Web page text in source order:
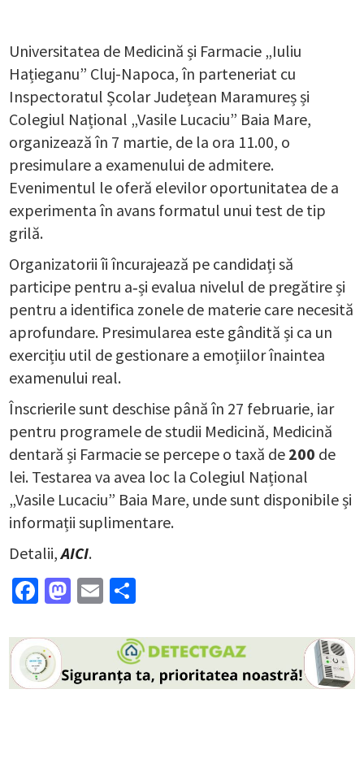
Universitatea de Medicină și Farmacie „Iuliu
Hațieganu” Cluj-Napoca, în parteneriat cu
Inspectoratul Școlar Județean Maramureș și
Colegiul Național „Vasile Lucaciu” Baia Mare,
organizează în 7 martie, de la ora 11.00, o
presimulare a examenului de admitere.
Evenimentul le oferă elevilor oportunitatea de a
experimenta în avans formatul unui test de tip
grilă.
Organizatorii îi încurajează pe candidați să
participe pentru a‑și evalua nivelul de pregătire și
pentru a identifica zonele de materie care necesită
aprofundare. Presimularea este gândită și ca un
exercițiu util de gestionare a emoțiilor înaintea
examenului real.
Înscrierile sunt deschise până în 27 februarie, iar
pentru programele de studii Medicină, Medicină
dentară și Farmacie se percepe o taxă de 200 de
lei. Testarea va avea loc la Colegiul Național
„Vasile Lucaciu” Baia Mare, unde sunt disponibile și
informații suplimentare.
Detalii,AICI.
Facebook
Mastodon
Email